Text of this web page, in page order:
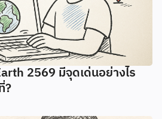
2569 มีจุดเด่นอย่างไร
?